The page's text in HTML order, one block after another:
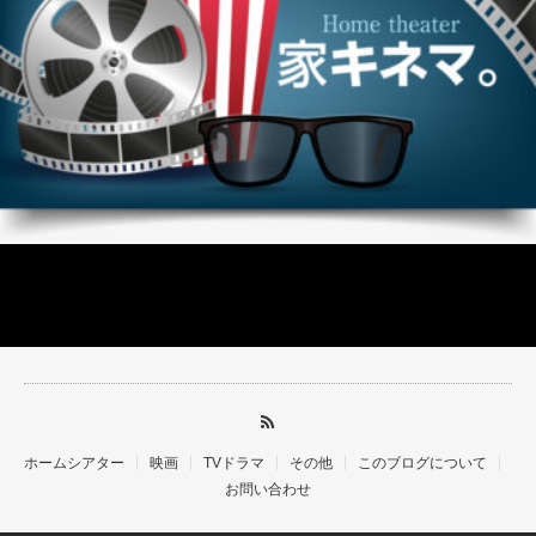
ホームシアター 映画 TVドラマ その他
このブログについて
お問い合わせ